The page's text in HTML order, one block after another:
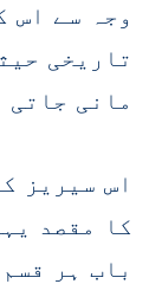
وجہ سے اس
تاریخی
مانی جاتی
اس سیریز
کا مقصد
باب ہر